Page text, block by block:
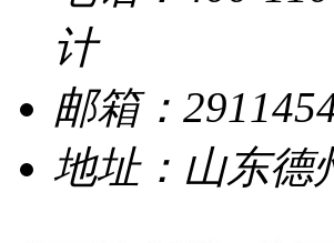
计
邮箱：
地址：山东德